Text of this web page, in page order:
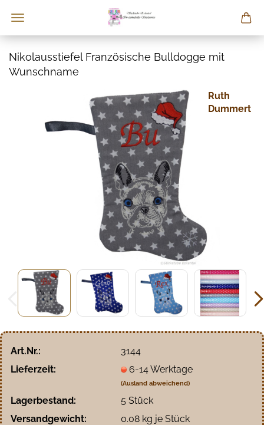
Nikolausstiefel Französische Bulldogge mit
Wunschname
Ruth
Dummert
Art.Nr.:
3144
Lieferzeit:
6-14 Werktage
(Ausland abweichend)
Lagerbestand: 5 Stück
Versandgewicht:
0.08kg je Stück